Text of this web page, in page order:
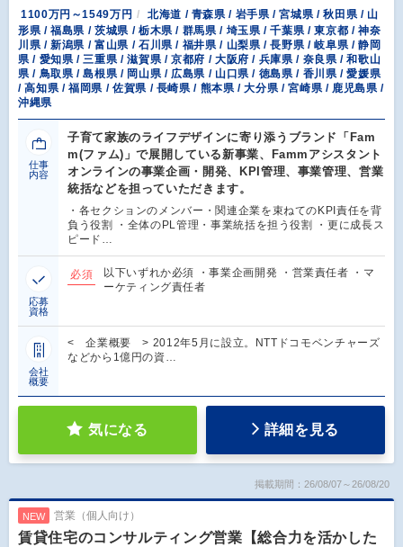
1100万円～1549万円
北海道 / 青森県 / 岩手県 / 宮城県 / 秋田県 / 山
形県 / 福島県 / 茨城県 / 栃木県 / 群馬県 / 埼玉県 / 千葉県 / 東京都 / 神奈
川県 / 新潟県 / 富山県 / 石川県 / 福井県 / 山梨県 / 長野県 / 岐阜県 / 静岡
県 / 愛知県 / 三重県 / 滋賀県 / 京都府 / 大阪府 / 兵庫県 / 奈良県 / 和歌山
県 / 鳥取県 / 島根県 / 岡山県 / 広島県 / 山口県 / 徳島県 / 香川県 / 愛媛県
/ 高知県 / 福岡県 / 佐賀県 / 長崎県 / 熊本県 / 大分県 / 宮崎県 / 鹿児島県 /
沖縄県
仕事
内容
子育て家族のライフデザインに寄り添うブランド「Fam
m(ファム)」で展開している新事業、Fammアシスタント
オンラインの事業企画・開発、KPI管理、事業管理、営業
統括などを担っていただきます。
・各セクションのメンバー・関連企業を束ねてのKPI責任を背
負う役割 ・全体のPL管理・事業統括を担う役割 ・更に成長ス
ピード…
応募
資格
必須
以下いずれか必須 ・事業企画開発 ・営業責任者 ・マ
ーケティング責任者
会社
概要
< 企業概要 > 2012年5月に設立。NTTドコモベンチャーズ
などから1億円の資…
気になる 詳細を見る
掲載期間：26/08/07～26/08/20
NEW 営業（個人向け）
賃貸住宅のコンサルティング営業【総合力を活かした